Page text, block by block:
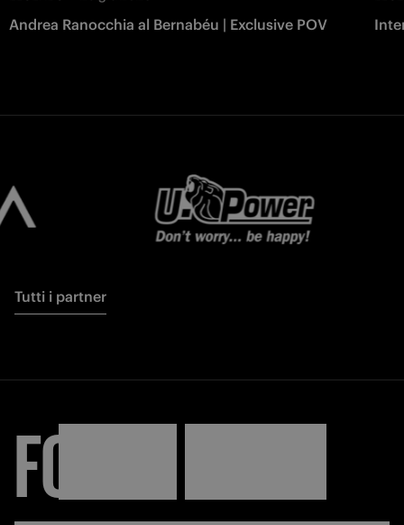
Andrea Ranocchia al Bernabéu | Exclusive POV
Tutti i partner
FORZA